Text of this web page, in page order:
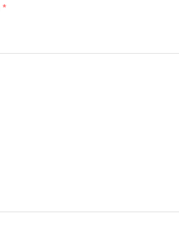
*